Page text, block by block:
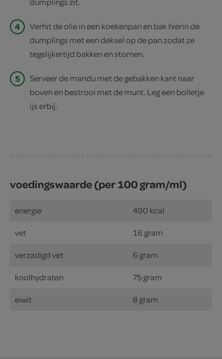
4
Verhit de olie in een koekenpan en bak hierin de
dumplings met een deksel op de pan zodat ze
tegelijkertijd bakken en stomen.
5
Serveer de mandu met de gebakken kant naar
boven en bestrooi met de munt. Leg een bolletje
ijs erbij.
voedingswaarde (per 100 gram/ml)
energie 490 kcal
vet 16 gram
verzadigd vet 6 gram
koolhydraten 75 gram
eiwit 8 gram